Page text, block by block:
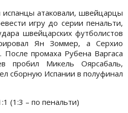
атаковали, швейцарцы
игру до серии пенальти,
швейцарских футболистов
Ян Зоммер, а Серхио
После промаха Рубена Варгаса
пробил Микель Оярсабаль,
сборную Испании в полуфинал
(1:3 – по пенальти)